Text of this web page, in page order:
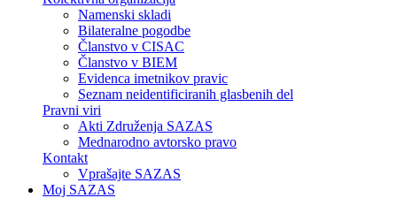
Namenski skladi
Bilateralne pogodbe
Članstvo v CISAC
Članstvo v BIEM
Evidenca imetnikov pravic
Seznam neidentificiranih glasbenih del
Pravni viri
Akti Združenja SAZAS
Mednarodno avtorsko pravo
Kontakt
Vprašajte SAZAS
Moj SAZAS